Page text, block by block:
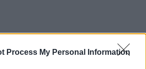
Process My Personal Information
dem hanno saputo motivare i